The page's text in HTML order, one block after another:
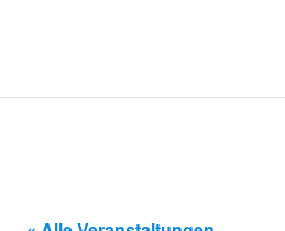
am